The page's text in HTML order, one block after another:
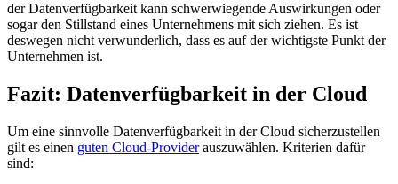
der Datenverfügbarkeit kann schwerwiegende Auswirkungen oder
sogar den Stillstand eines Unternehmens mit sich ziehen. Es ist
deswegen nicht verwunderlich, dass es auf der wichtigste Punkt der
Unternehmen ist.
Fazit: Datenverfügbarkeit in der Cloud
Um eine sinnvolle Datenverfügbarkeit in der Cloud sicherzustellen
gilt es einen guten Cloud-Providerauszuwählen. Kriterien dafür
sind: